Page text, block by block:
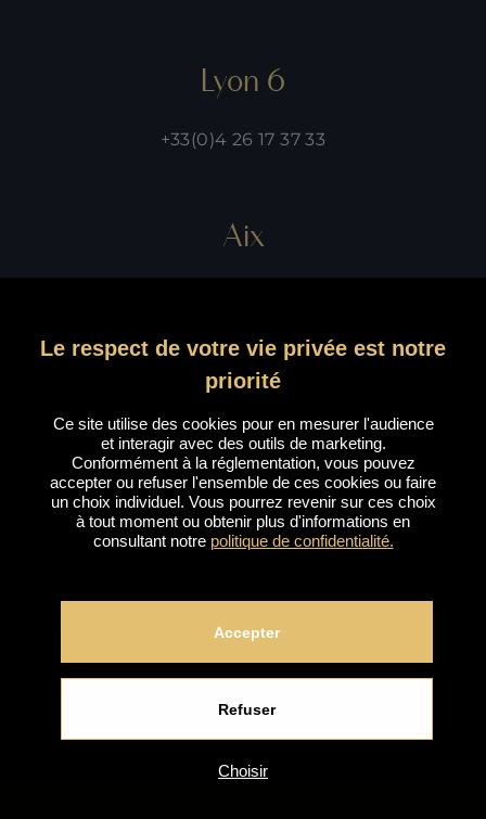
Lyon 6
+33(0)4 26 17 37 33
Aix
Nice
Établissement fermé temporairement
Cannes
Le respect de votre vie privée est notre
priorité
Ce site utilise des cookies pour en mesurer l'audience
et interagir avec des outils de marketing.
Conformément à la réglementation, vous pouvez
accepter ou refuser l'ensemble de ces cookies ou faire
un choix individuel. Vous pourrez revenir sur ces choix
à tout moment ou obtenir plus d'informations en
consultant notre politique de confidentialité.
Accepter
Refuser
Choisir